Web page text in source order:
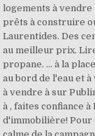
logements à vendre
prêts à construire
Laurentides. Des
au meilleur prix.
propane. ... à la
au bord de l'eau et
à vendre à sur
à , faites confiance
d'immobilière! Pour